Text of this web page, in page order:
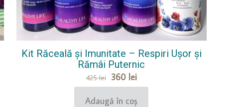
Kit Răceală și Imunitate – Respiri Ușor și
Rămâi Puternic
425lei Prețul
inițial
a
360 leiPrețul
curent
este:
Adaugă în coș